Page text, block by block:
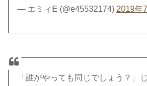
— エミィE (@e45532174) 2019年
「誰がやっても同じでしょう？」